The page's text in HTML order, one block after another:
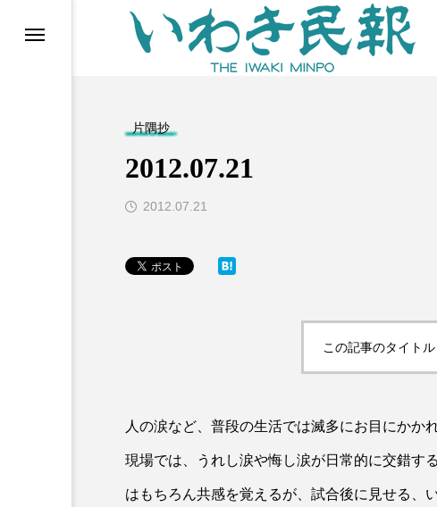
片隅抄
2012.07.21
2012.07.21
この記事のタイト
人の涙など、普段の生活では滅多にお目にかか
現場では、うれし涙や悔し涙が日常的に交錯
はもちろん共感を覚えるが、試合後に見せる、